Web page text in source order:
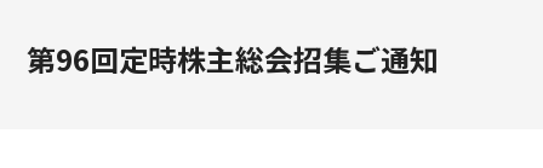
第96回定時株主総会招集ご通知